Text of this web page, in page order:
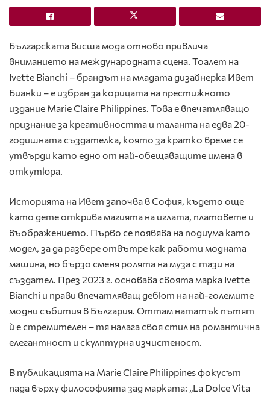
Българската висша мода отново привлича
вниманието на международната сцена. Тоалет на
Ivette Bianchi – брандът на младата дизайнерка Ивет
Бианки – е избран за корицата на престижното
издание Marie Claire Philippines. Това е впечатляващо
признание за креативността и таланта на едва 20-
годишната създателка, която за кратко време се
утвърди като едно от най-обещаващите имена в
откутюра.
Историята на Ивет започва в София, където още
като дете открива магията на иглата, платовете и
въображението. Първо се появява на подиума като
модел, за да разбере отвътре как работи модната
машина, но бързо сменя ролята на муза с тази на
създател. През 2023 г. основава своята марка Ivette
Bianchi и прави впечатляващ дебют на най-големите
модни събития в България. Оттам нататък пътят
ѝ е стремителен – тя налага своя стил на романтична
елегантност и скулптурна изчистеност.
В публикацията на Marie Claire Philippines фокусът
пада върху философията зад марката: „La Dolce Vita